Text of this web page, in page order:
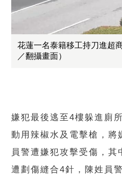
花蓮一名泰籍移工持刀進超
／翻攝畫面）
嫌犯最後逃至4樓躲進廁
動用辣椒水及電擊槍，將
員警遭嫌犯攻擊受傷，其
遭劃傷縫合4針，陳姓員